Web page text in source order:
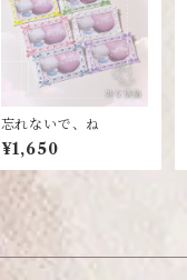
忘れないで、ね
¥1,650